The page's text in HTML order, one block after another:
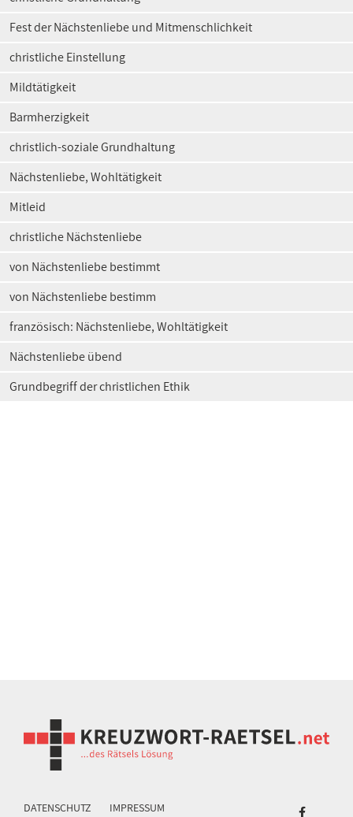
Fest der Nächstenliebe und Mitmenschlichkeit
christliche Einstellung
Mildtätigkeit
Barmherzigkeit
christlich-soziale Grundhaltung
Nächstenliebe, Wohltätigkeit
Mitleid
christliche Nächstenliebe
von Nächstenliebe bestimmt
von Nächstenliebe bestimm
französisch: Nächstenliebe, Wohltätigkeit
Nächstenliebe übend
Grundbegriff der christlichen Ethik
DATENSCHUTZ IMPRESSUM